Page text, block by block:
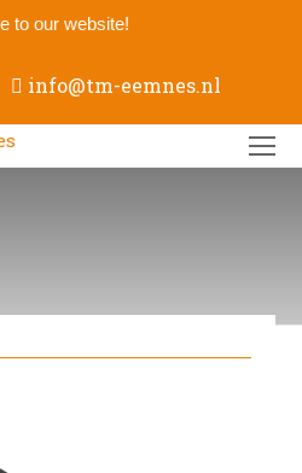
to our website!
info@tm-eemnes.nl